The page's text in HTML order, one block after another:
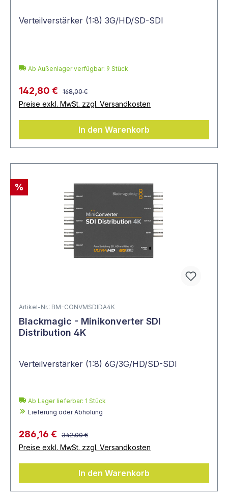
Verteilverstärker (1:8) 3G/HD/SD-SDI
Ab Außenlager verfügbar: 9 Stück
142,80 € 168,00 €
Preise exkl. MwSt. zzgl. Versandkosten
In den Warenkorb
%
Artikel-Nr.: BM-CONVMSDIDA4K
Blackmagic - Minikonverter SDI
Distribution 4K
Verteilverstärker (1:8) 6G/3G/HD/SD-SDI
Ab Lager lieferbar: 1 Stück
Lieferung oder Abholung
286,16 € 342,00 €
Preise exkl. MwSt. zzgl. Versandkosten
In den Warenkorb